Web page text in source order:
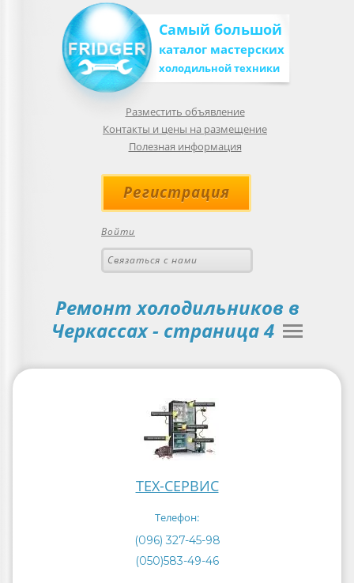
Самый большой
каталог мастерских
холодильной техники
Разместить объявление
Контакты и цены на размещение
Полезная информация
Регистрация
Войти
Связаться с нами
Ремонт холодильников в
Черкассах- страница 4
ТЕХ-СЕРВИС
Телефон:
(096) 327-45-98
(050)583-49-46